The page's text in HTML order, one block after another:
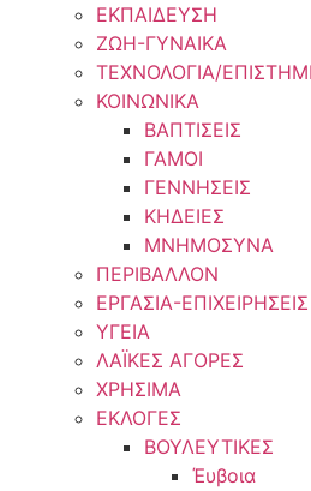
ΕΚΠΑΙΔΕΥΣΗ
ΖΩΗ-ΓΥΝΑΙΚΑ
ΤΕΧΝΟΛΟΓΙΑ/
ΚΟΙΝΩΝΙΚΑ
ΒΑΠΤΙΣΕΙΣ
ΓΑΜΟΙ
ΓΕΝΝΗΣΕΙΣ
ΚΗΔΕΙΕΣ
ΜΝΗΜΟΣΥΝΑ
ΠΕΡΙΒΑΛΛΟΝ
ΕΡΓΑΣΙΑ-ΕΠΙΧΕΙΡΗΣΕΙΣ
ΥΓΕΙΑ
ΛΑΪΚΕΣ ΑΓΟΡΕΣ
ΧΡΗΣΙΜΑ
ΕΚΛΟΓΕΣ
ΒΟΥΛΕΥΤΙΚΕΣ
Έυβοια